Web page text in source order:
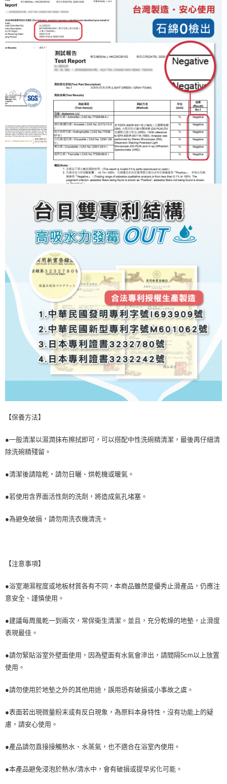
【保養方法】
●一般清潔以濕潤抹布擦拭即可，可以搭配中性洗碗精清潔，最後再仔細清
除洗碗精殘留。
●清潔後請陰乾，請勿日曬、烘乾機或暖氣。
●若使用含界面活性劑的洗劑，將造成氣孔堵塞。
●為避免破損，請勿用洗衣機清洗。
【注意事項】
●浴室潮濕程度或地板材質各有不同，本商品雖然是優秀止滑產品，仍應注
意安全、謹慎使用。
●建議每周風乾一到兩次，常保衛生清潔。並且，充分乾燥的地墊，止滑度
表現最佳。
●請勿緊貼浴室外壁面使用，因為壁面有水氣會滲出，請間隔5cm以上放置
使用。
●請勿使用於地墊之外的其他用途，誤用恐有破損或小事故之虞。
●表面若出現微量粉末或有反白現象，為原料本身特性，沒有功能上的疑
慮，請安心使用。
●產品請勿直接接觸熱水、水蒸氣，也不適合在浴室內使用。
●本產品避免浸泡於熱水/清水中，會有破損或提早劣化可能。